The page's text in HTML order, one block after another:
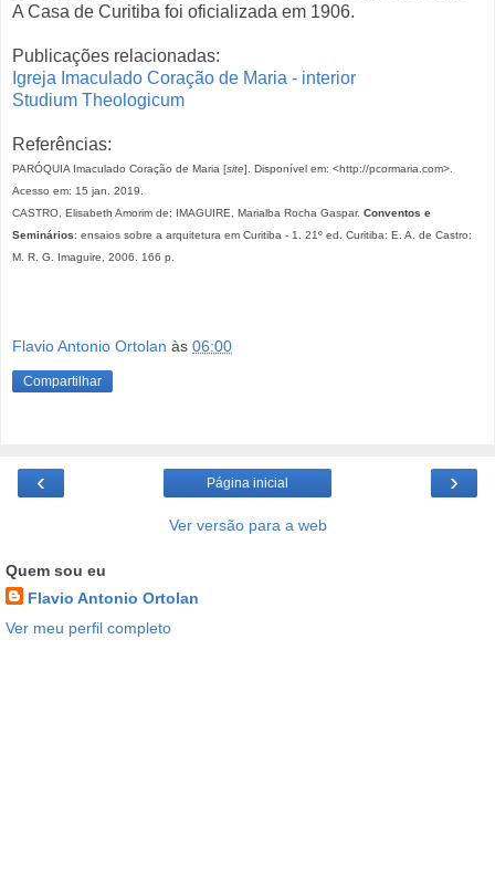
A Casa de Curitiba foi oficializada em 1906.
Publicações relacionadas:
Igreja Imaculado Coração de Maria - interior
Studium Theologicum
Referências:
PARÓQUIA Imaculado Coração de Maria [site]. Disponível em: <http://pcormaria.com>.
Acesso em: 15 jan. 2019.
CASTRO, Elisabeth Amorim de; IMAGUIRE, Marialba Rocha Gaspar. Conventos e
Seminários: ensaios sobre a arquitetura em Curitiba - 1. 21º ed. Curitiba: E. A. de Castro;
M. R. G. Imaguire, 2006. 166 p.
Flavio Antonio Ortolan às 06:00
Compartilhar
‹ ›
Página inicial
Ver versão para a web
Quem sou eu
Flavio Antonio Ortolan
Ver meu perfil completo